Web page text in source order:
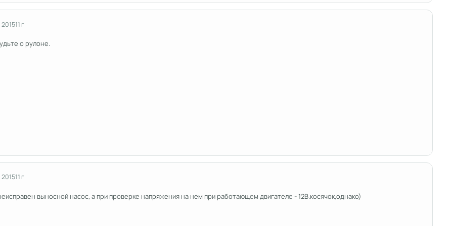
11 г
о рулоне.
11 г
выносной насос, а при проверке напряжения на нем при работающем двигателе - 12В.косячок,однако)